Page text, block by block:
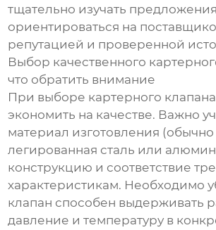
тщательно изучать
ориентироваться на
репутацией и проверенной
Выбор качественного
что обратить внимание
При выборе картерного
экономить на качестве. Важно
материал изготовления (обычно
легированная сталь или
конструкцию и соответствие
характеристикам. Необходимо
клапан способен выдерживать
давление и температуру в